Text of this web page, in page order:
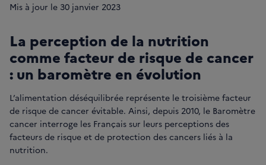
Mis à jour le 30 janvier 2023
La perception de la nutrition
comme facteur de risque de cancer
: un baromètre en évolution
L’alimentation déséquilibrée représente le troisième facteur
de risque de cancer évitable. Ainsi, depuis 2010, le Baromètre
cancer interroge les Français sur leurs perceptions des
facteurs de risque et de protection des cancers liés à la
nutrition.